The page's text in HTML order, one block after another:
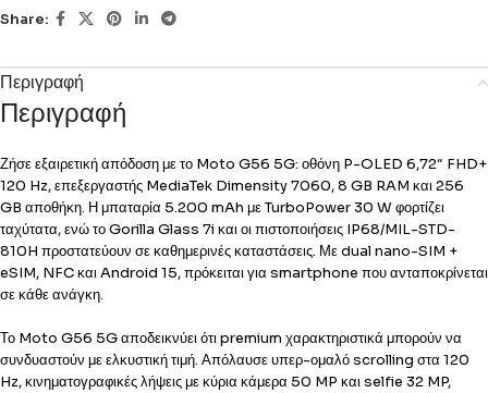
Share:
Περιγραφή
Περιγραφή
Ζήσε εξαιρετική απόδοση με το Moto G56 5G: οθόνη P-OLED 6,72″ FHD+
120 Hz, επεξεργαστής MediaTek Dimensity 7060, 8 GB RAM και 256
GB αποθήκη. Η μπαταρία 5.200 mAh με TurboPower 30 W φορτίζει
ταχύτατα, ενώ το Gorilla Glass 7i και οι πιστοποιήσεις IP68/MIL-STD-
810H προστατεύουν σε καθημερινές καταστάσεις. Με dual nano-SIM +
eSIM, NFC και Android 15, πρόκειται για smartphone που ανταποκρίνεται
σε κάθε ανάγκη.
Το Moto G56 5G αποδεικνύει ότι premium χαρακτηριστικά μπορούν να
συνδυαστούν με ελκυστική τιμή. Απόλαυσε υπερ-ομαλό scrolling στα 120
Hz, κινηματογραφικές λήψεις με κύρια κάμερα 50 MP και selfie 32 MP,